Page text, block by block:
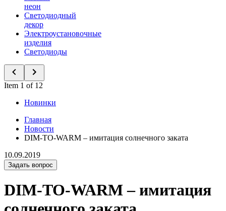
неон
Светодиодный
декор
Электроустановочные
изделия
Светодиоды
Item 1 of 12
Новинки
Главная
Новости
DIM-TO-WARM – имитация солнечного заката
10.09.2019
Задать вопрос
DIM-TO-WARM – имитация